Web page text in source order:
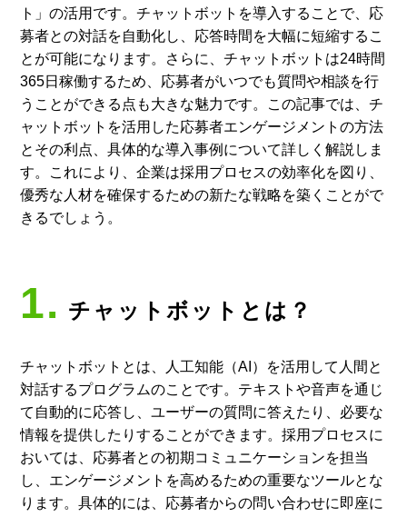
ト」の活用です。チャットボットを導入することで、応
募者との対話を自動化し、応答時間を大幅に短縮するこ
とが可能になります。さらに、チャットボットは24時間
365日稼働するため、応募者がいつでも質問や相談を行
うことができる点も大きな魅力です。この記事では、チ
ャットボットを活用した応募者エンゲージメントの方法
とその利点、具体的な導入事例について詳しく解説しま
す。これにより、企業は採用プロセスの効率化を図り、
優秀な人材を確保するための新たな戦略を築くことがで
きるでしょう。
1. チャットボットとは？
チャットボットとは、人工知能（AI）を活用して人間と
対話するプログラムのことです。テキストや音声を通じ
て自動的に応答し、ユーザーの質問に答えたり、必要な
情報を提供したりすることができます。採用プロセスに
おいては、応募者との初期コミュニケーションを担当
し、エンゲージメントを高めるための重要なツールとな
ります。具体的には、応募者からの問い合わせに即座に